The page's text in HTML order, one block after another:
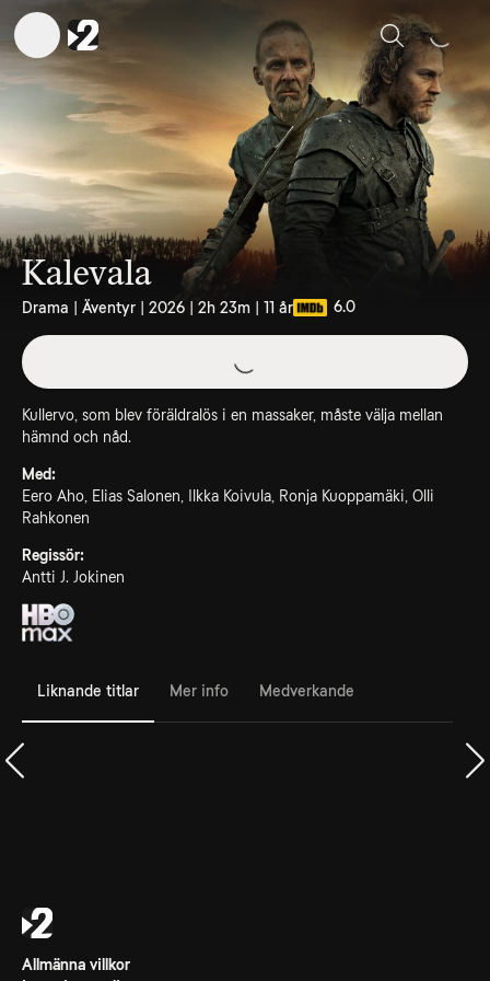
Sök
Kalevala
Drama | Äventyr | 2026 | 2h 23m | 11 år 6.0
Kullervo, som blev föräldralös i en massaker, måste välja mellan
hämnd och nåd.
Med:
Eero Aho, Elias Salonen, Ilkka Koivula, Ronja Kuoppamäki, Olli
Rahkonen
Regissör:
Antti J. Jokinen
Liknande titlar Mer info Medverkande
Allmänna villkor